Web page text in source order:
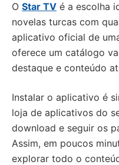
O Star TV é a escolha
novelas turcas com
aplicativo oficial de
oferece um catálogo
destaque e conteúdo
Instalar o aplicativo é
loja de aplicativos do
download e seguir os
Assim, em poucos
explorar todo o